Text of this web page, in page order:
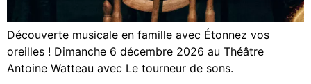
Découverte musicale en famille avec Étonnez vos
oreilles ! Dimanche 6 décembre 2026 au Théâtre
Antoine Watteau avec Le tourneur de sons.